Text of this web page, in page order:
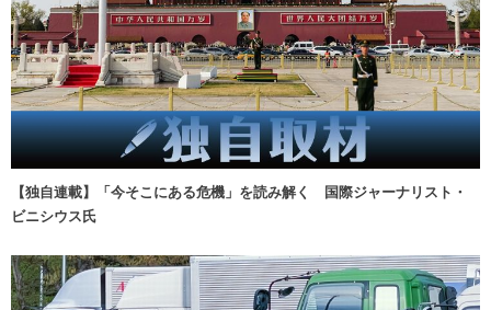
【独自連載】「今そこにある危機」を読み解く 国際ジャーナリスト・
ビニシウス氏